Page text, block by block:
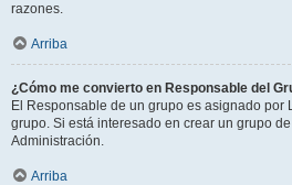
razones.
Arriba
¿Cómo me convierto en Responsable del
El Responsable de un grupo es asignado por
grupo. Si está interesado en crear un grupo
Administración.
Arriba